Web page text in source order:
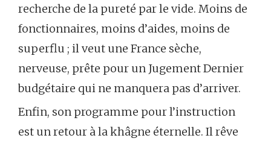
recherche de la pureté par le vide. Moins de
fonctionnaires, moins d’aides, moins de
superflu ; il veut une France sèche,
nerveuse, prête pour un Jugement Dernier
budgétaire qui ne manquera pas d’arriver.
Enfin, son programme pour l’instruction
est un retour à la khâgne éternelle. Il rêve